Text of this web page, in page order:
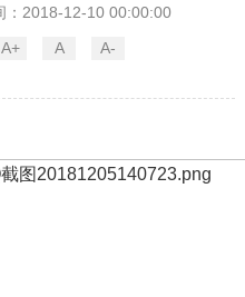
：2018-12-10 00:00:00
A+ A A-